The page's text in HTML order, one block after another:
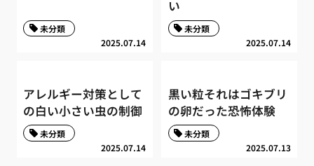
2025.07.14
未分類
い
2025.07.14
未分類
アレルギー対策として
の白い小さい虫の制御
2025.07.14
未分類
黒い粒それはゴキブリ
の卵だった恐怖体験
2025.07.13
未分類